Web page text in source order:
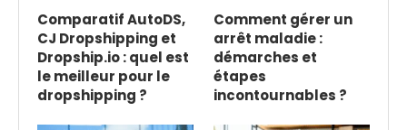
Comparatif AutoDS,
CJ Dropshipping et
Dropship.io : quel est
le meilleur pour le
dropshipping ?
Comment gérer un
arrêt maladie :
démarches et
étapes
incontournables ?